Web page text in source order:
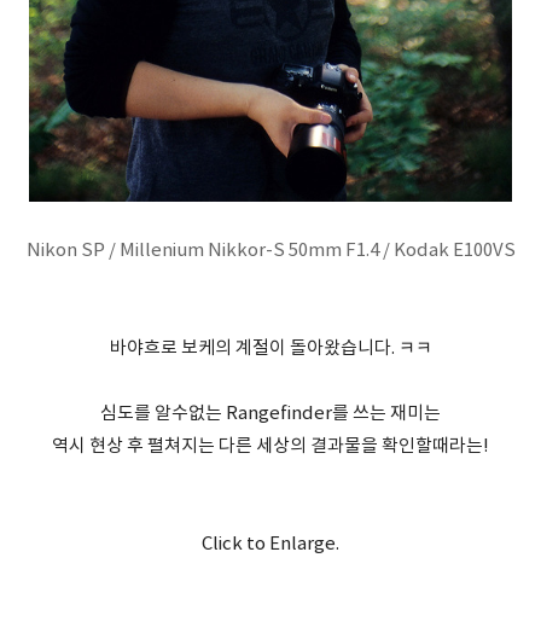
Nikon SP / Millenium Nikkor-S 50mm F1.4 / Kodak E100VS
바야흐로 보케의 계절이 돌아왔습니다. ㅋㅋ
심도를 알수없는 Rangefinder를 쓰는 재미는
역시 현상 후 펼쳐지는 다른 세상의 결과물을 확인할때라는!
Click to Enlarge.